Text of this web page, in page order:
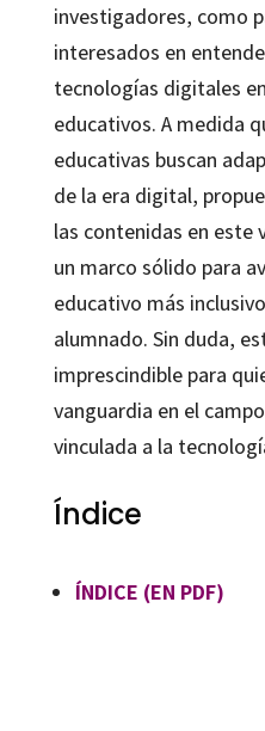
investigadores, como
interesados en
tecnologías digitales
educativos. A medida
educativas buscan
de la era digital,
las contenidas en este
un marco sólido para
educativo más
alumnado. Sin duda,
imprescindible para
vanguardia en el
vinculada a la
Índice
ÍNDICE (EN PDF)